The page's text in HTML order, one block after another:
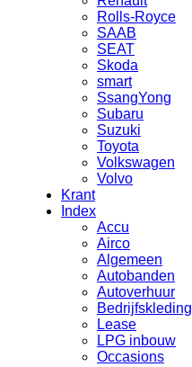
Rolls-Royce
SAAB
SEAT
Skoda
smart
SsangYong
Subaru
Suzuki
Toyota
Volkswagen
Volvo
Krant
Index
Accu
Airco
Algemeen
Autobanden
Autoverhuur
Bedrijfskleding
Lease
LPG inbouw
Occasions